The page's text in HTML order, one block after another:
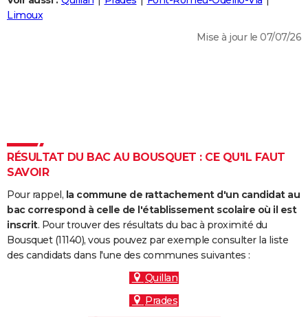
Destinations
City break
Voyage nature
Voyage de noces
Forum
Climat
+
PHOTO
Dictionnaire
Biographies
Citations
Expressions
Proverbes
PROGRAMME TV
S'inscrire
Se connecter
Lycées
Collèges
Primaires
Universités
Entreprises
Service militaire
Avis de recherche
AVIS DE DÉCÈS
FORUM
Limoux
Mise à jour le 07/07/26
RÉSULTAT DU BAC AU BOUSQUET : CE QU'IL FAUT
SAVOIR
Pour rappel, la commune de rattachement d'un candidat au
bac correspond à celle de l'établissement scolaire où il est
inscrit. Pour trouver des résultats du bac à proximité du
Bousquet (11140), vous pouvez par exemple consulter la liste
des candidats dans l'une des communes suivantes :
Quillan
Prades